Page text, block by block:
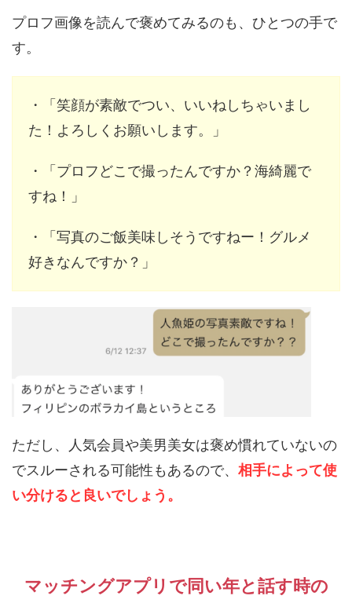
プロフ画像を読んで褒めてみるのも、ひとつの手で
す。
・「笑顔が素敵でつい、いいねしちゃいまし
た！よろしくお願いします。」
・「プロフどこで撮ったんですか？海綺麗で
すね！」
・「写真のご飯美味しそうですねー！グルメ
好きなんですか？」
ただし、人気会員や美男美女は褒め慣れていないの
でスルーされる可能性もあるので、 相手によって使
い分けると良いでしょう。
マッチングアプリで同い年と話す時の